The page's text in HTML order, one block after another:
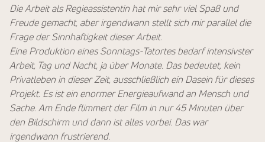
Die Arbeit als Regieassistentin hat mir sehr viel Spaß und
Freude gemacht, aber irgendwann stellt sich mir parallel die
Frage der Sinnhaftigkeit dieser Arbeit.
Eine Produktion eines Sonntags-Tatortes bedarf intensivster
Arbeit, Tag und Nacht, ja über Monate. Das bedeutet, kein
Privatleben in dieser Zeit, ausschließlich ein Dasein für dieses
Projekt. Es ist ein enormer Energieaufwand an Mensch und
Sache. Am Ende flimmert der Film in nur 45 Minuten über
den Bildschirm und dann ist alles vorbei. Das war
irgendwann frustrierend.